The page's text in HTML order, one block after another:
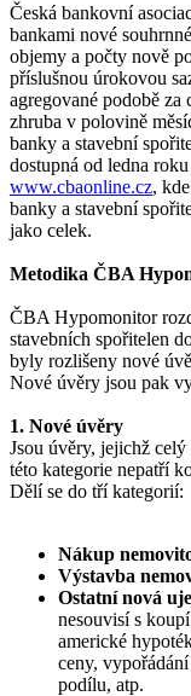
Česká bankovní
bankami nové
objemy a počty nově
příslušnou úrokovou
agregované podobě
zhruba v polovině
banky a stavební
dostupná od ledna
www.cbaonline.cz,
banky a stavební
jako celek.
Metodika ČBA
ČBA Hypomonitor
stavebních spořitelen
byly rozlišeny nové
Nové úvěry jsou pak
1. Nové úvěry
Jsou úvěry, jejichž
této kategorie nepatří
Dělí se do tří kategorií:
Nákup
Výstavba
Ostatní nová
nesouvisí s
americké
ceny,
podílu, atp.